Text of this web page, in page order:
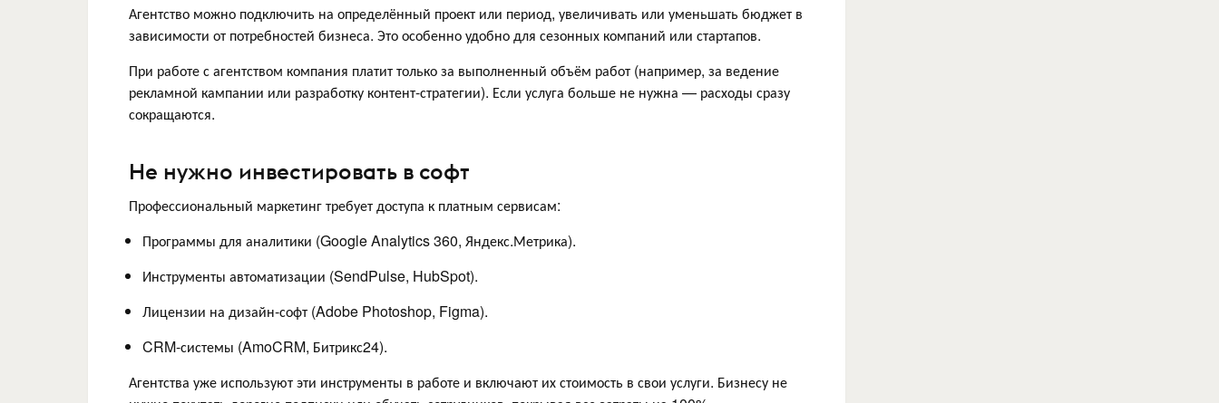
Агентство можно подключить на определённый проект или период, увеличивать или уменьшать бюджет в
зависимости от потребностей бизнеса. Это особенно удобно для сезонных компаний или стартапов.
При работе с агентством компания платит только за выполненный объём работ (например, за ведение
рекламной кампании или разработку контент-стратегии). Если услуга больше не нужна — расходы сразу
сокращаются.
Не нужно инвестировать в софт
Профессиональный маркетинг требует доступа к платным сервисам:
Программы для аналитики (Google Analytics 360, Яндекс.Метрика).
Инструменты автоматизации (SendPulse, HubSpot).
Лицензии на дизайн-софт (Adobe Photoshop, Figma).
CRM-системы (AmoCRM, Битрикс24).
Агентства уже используют эти инструменты в работе и включают их стоимость в свои услуги. Бизнесу не